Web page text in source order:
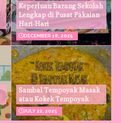
Keperluan Barang Sekolah
Lengkap di Pusat Pakaian
Hari-Hari
DECEMBER 18, 2025
Sambal Tempoyak Masak
atau Kokek Tempoyak
JULY 22, 2025